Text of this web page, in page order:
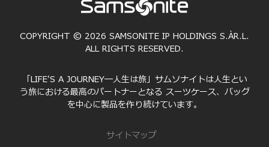
COPYRIGHT © 2026 SAMSONITE IP HOLDINGS S.ÀR.L.
ALL RIGHTS RESERVED.
「LIFE'S A JOURNEY―人生は旅」サムソナイトは人生とい
う旅における最高のパートナーとなる スーツケース、バッグ
を中心に製品を作り続けています。
サイトマップ